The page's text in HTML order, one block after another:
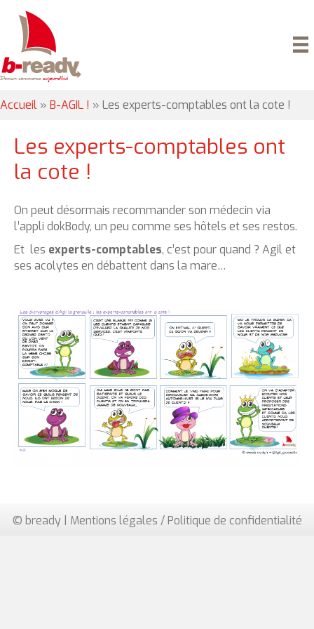
Accueil » B-AGIL ! » Les experts-comptables ont la cote !
Les experts-comptables ont
la cote !
On peut désormais recommander son médecin via
l’appli dokBody, un peu comme ses hôtels et ses restos.
Et les experts-comptables, c’est pour quand ? Agil et
ses acolytes en débattent dans la mare…
© bready | Mentions légales / Politique de confidentialité